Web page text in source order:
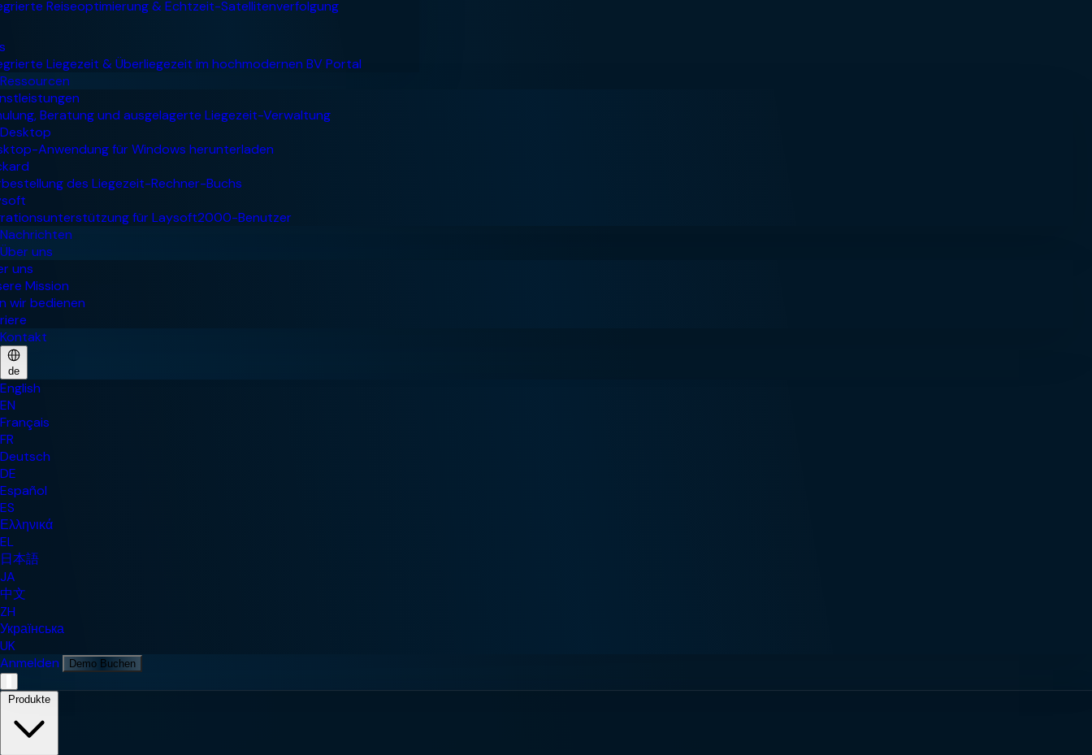
Ressourcen
Nachrichten
Über uns
Kontakt
de
English
EN
Français
FR
Deutsch
DE
Español
ES
Ελληνικά
EL
日本語
JA
中文
ZH
Українська
UK
Anmelden
Demo Buchen
Mobile Navigationsmenü
Produkte